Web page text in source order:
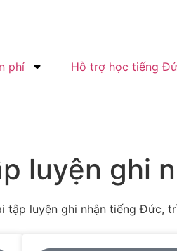
phí Hỗ trợ học tiếng
luyện ghi
tập luyện ghi nhận tiếng Đức,